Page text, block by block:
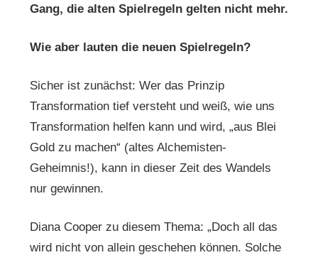
Gang, die alten Spielregeln gelten nicht mehr.
Wie aber lauten die neuen Spielregeln?
Sicher ist zunächst: Wer das Prinzip
Transformation tief versteht und weiß, wie uns
Transformation helfen kann und wird, „aus Blei
Gold zu machen“ (altes Alchemisten-
Geheimnis!), kann in dieser Zeit des Wandels
nur gewinnen.
Diana Cooper zu diesem Thema: „Doch all das
wird nicht von allein geschehen können. Solche